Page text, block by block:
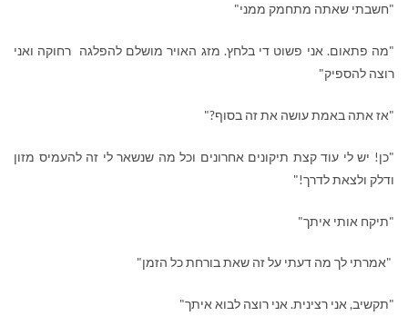
"חשבתי שאתה מתחמק ממני"
"מה פתאום. אני פשוט די בלחץ. מזג האויר מושלם להפלגה רחוקה ואני
רוצה להספיק"
"אז אתה באמת עושה את זה בסוף?"
"כן! יש לי עוד קצת תיקונים אחרונים וכל מה שנשאר לי זה להעמיס מזון
ודלק ולצאת לדרך!"
"תיקח אותי איתך"
"אמרתי לך מה דעתי על זה שאת בורחת כל הזמן"
"תקשיב, אני רצינית. אני רוצה לבוא איתך"